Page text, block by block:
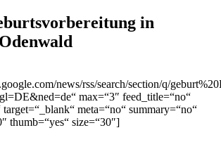
in
news/rss/search/section/q/
max=“3″ feed_title=“no“
meta=“no“ summary=“no“
thumb=“yes“ size=“30″]